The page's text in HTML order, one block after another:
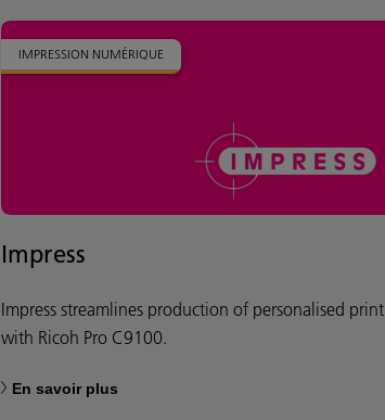
IMPRESSION NUMÉRIQUE
Impress
Impress streamlines production of personalised print
with Ricoh Pro C9100.
En savoir plus